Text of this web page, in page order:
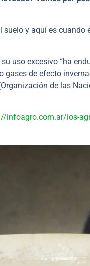
y aquí es
uso excesivo “ha
de efecto
de las
infoagro.com.ar/los-